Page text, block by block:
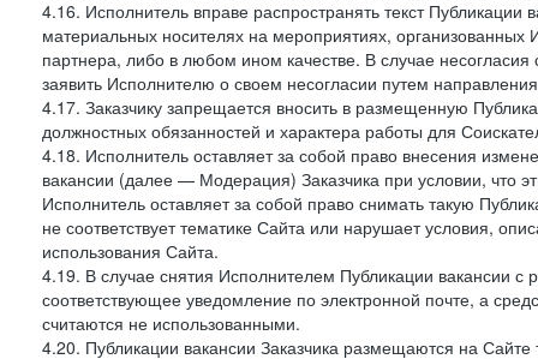
4.16. Исполнитель вправе распространять текст
материальных носителях на мероприятиях, организованных
партнера, либо в любом ином качестве. В случае
заявить Исполнителю о своем несогласии путем
4.17. Заказчику запрещается вносить в размещенную
должностных обязанностей и характера работы для
4.18. Исполнитель оставляет за собой право внесения
вакансии (далее — Модерация) Заказчика при условии, что
Исполнитель оставляет за собой право снимать такую
не соответствует тематике Сайта или нарушает условия,
использования Сайта.
4.19. В случае снятия Исполнителем Публикации вакансии
соответствующее уведомление по электронной почте, а
считаются не использованными.
4.20. Публикации вакансии Заказчика размещаются на